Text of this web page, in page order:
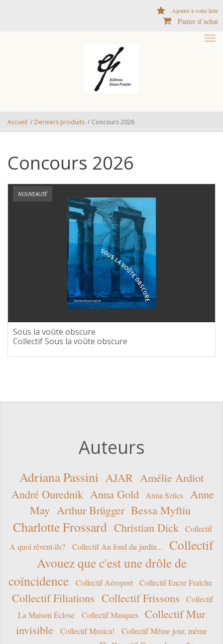
Ajouter à votre liste
Panier d´achat
Accueil / Derniers produits / Concours 2026
Concours 2026
NOUVEAUTÉ
Sous la voûte obscure
Collectif Sous la voûte obscure
Auteurs
Adriana Passini AJAR Amélie Ardiot
André Ourednik Anna Gold Anna Szücs
Anne
May Arthur Brügger Bessa Myftiu
Charlotte Frossard Christian Dick
Collectif
A quoi rêvent-ils?
Collectif Au fond du jardin...
Collectif
Avouez que c'est une drôle de
coïncidence
Collectif Aéroport Collectif Encre Fraîche
Collectif Filiations Collectif Frissons
Collectif
La Maison Éclose
Collectif Masques
Collectif Mur
invisible
Collectif Musica!
Collectif Même jour, même